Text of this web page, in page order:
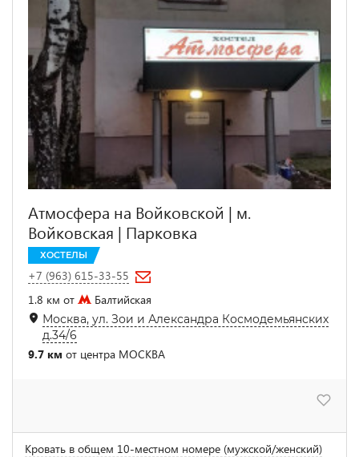
Атмосфера на Войковской | м.
Войковская | Парковка
ХОСТЕЛЫ
+7 (963) 615-33-55
1.8 км от
Балтийская
Москва, ул. Зои и Александра Космодемьянских
д.34/6
9.7 км от центра МОСКВА
Кровать в общем 10-местном номере (мужской/женский)